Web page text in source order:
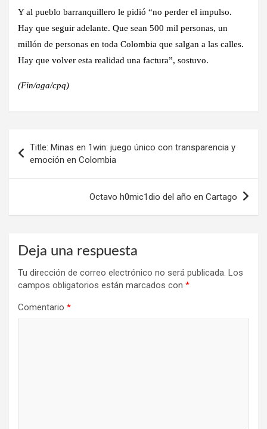
Y al pueblo barranquillero le pidió “no perder el impulso.
Hay que seguir adelante. Que sean 500 mil personas, un
millón de personas en toda Colombia que salgan a las calles.
Hay que volver esta realidad una factura”, sostuvo.
(Fin/aga/cpq)
de
entradas
Title: Minas en 1win: juego único con transparencia y
emoción en Colombia
Octavo h0mic1dio del año en Cartago
Deja una respuesta
Tu dirección de correo electrónico no será publicada. Los
campos obligatorios están marcados con *
Comentario *